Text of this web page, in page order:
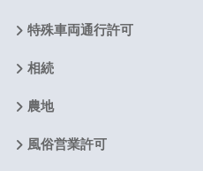
特殊車両通行許可
相続
農地
風俗営業許可